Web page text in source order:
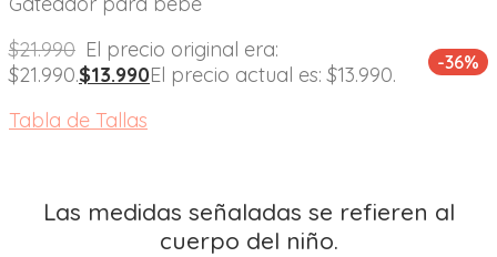
$21.990 El precio original era:
$21.990.$13.990El precio actual es: $13.990. -36%
Tabla de Tallas
Las medidas señaladas se refieren al
cuerpo del niño.